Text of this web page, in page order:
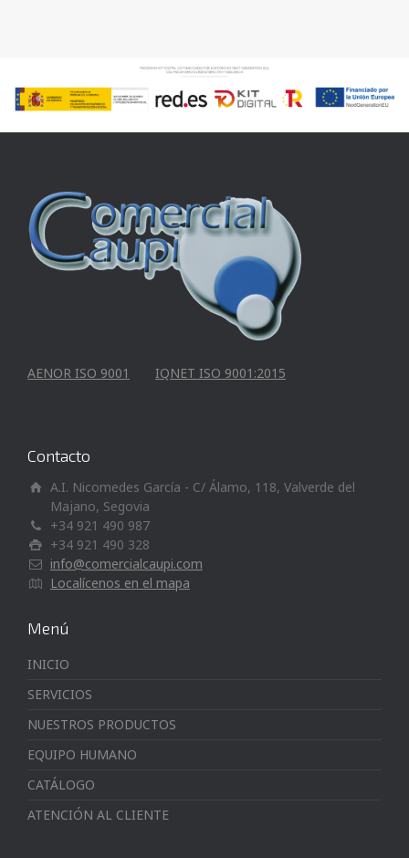
AENOR ISO 9001 IQNET ISO 9001:2015
Contacto
A.I. Nicomedes García - C/ Álamo, 118, Valverde del
Majano, Segovia
+34 921 490 987
+34 921 490 328
info@comercialcaupi.com
Localícenos en el mapa
Menú
INICIO
SERVICIOS
NUESTROS PRODUCTOS
EQUIPO HUMANO
CATÁLOGO
ATENCIÓN AL CLIENTE